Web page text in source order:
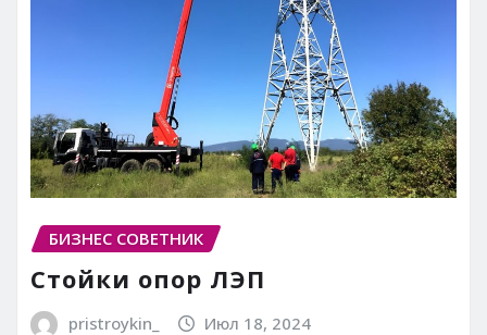
БИЗНЕС СОВЕТНИК
Стойки опор ЛЭП
pristroykin_ Июл 18, 2024